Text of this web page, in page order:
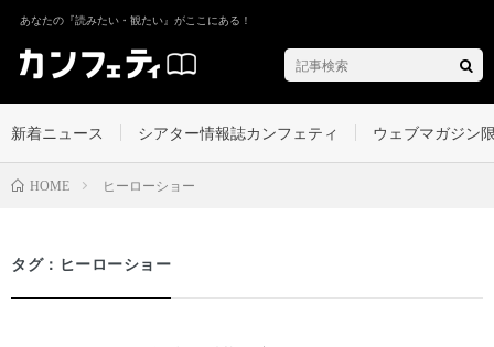
あなたの『読みたい・観たい』がここにある！
新着ニュース シアター情報誌カンフェティ ウェブマガジン
HOME ヒーローショー
タグ：ヒーローショー